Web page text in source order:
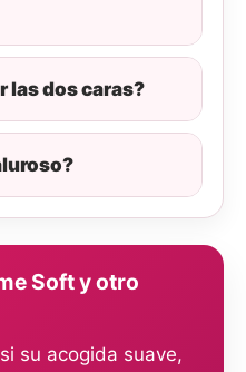
las dos caras?
Soft y otro
su acogida suave,